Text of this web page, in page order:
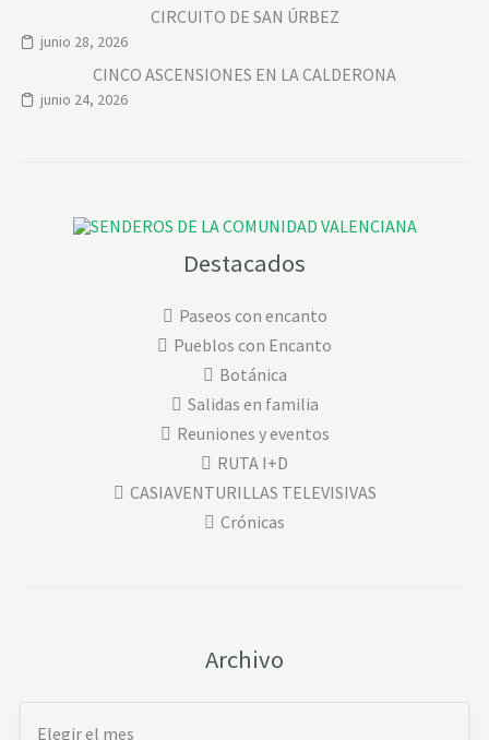
CIRCUITO DE SAN ÚRBEZ
junio 28, 2026
CINCO ASCENSIONES EN LA CALDERONA
junio 24, 2026
Destacados
Paseos con encanto
Pueblos con Encanto
Botánica
Salidas en familia
Reuniones y eventos
RUTA I+D
CASIAVENTURILLAS TELEVISIVAS
Crónicas
Archivo